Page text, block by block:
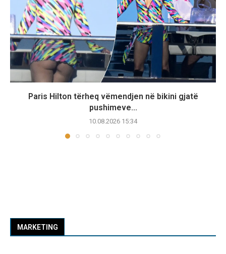
Paris Hilton tërheq vëmendjen në bikini gjatë
pushimeve...
10.08.2026 15:34
MARKETING